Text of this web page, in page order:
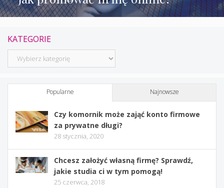
KATEGORIE
Kategorie
Popularne Najnowsze
Czy komornik może zająć konto firmowe
za prywatne długi?
28 stycznia, 2020
Chcesz założyć własną firmę? Sprawdź,
jakie studia ci w tym pomogą!
25 czerwca, 2018